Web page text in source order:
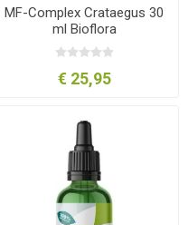
MF-Complex Crataegus 30
ml Bioflora
€ 25,95